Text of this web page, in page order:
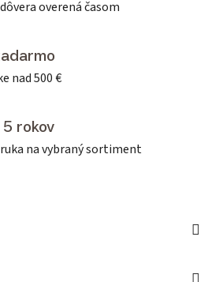
overená časom
nad 500 €
rokov
na vybraný sortiment